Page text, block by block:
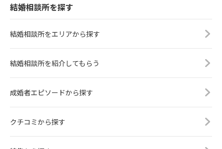
結婚相談所を探す
結婚相談所をエリアから探す
結婚相談所を紹介してもらう
成婚者エピソードから探す
クチコミから探す